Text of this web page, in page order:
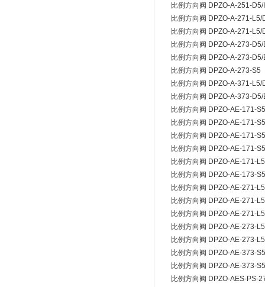
比例方向阀 DPZO-A-251-D5/I
比例方向阀 DPZO-A-271-L5/
比例方向阀 DPZO-A-271-L5/
比例方向阀 DPZO-A-273-D5/
比例方向阀 DPZO-A-273-D5/
比例方向阀 DPZO-A-273-S5
比例方向阀 DPZO-A-371-L5/
比例方向阀 DPZO-A-373-D5/
比例方向阀 DPZO-AE-171-
比例方向阀 DPZO-AE-171-
比例方向阀 DPZO-AE-171-
比例方向阀 DPZO-AE-171-
比例方向阀 DPZO-AE-171-
比例方向阀 DPZO-AE-173-S5
比例方向阀 DPZO-AE-271-L5
比例方向阀 DPZO-AE-271-L5
比例方向阀 DPZO-AE-271-L5
比例方向阀 DPZO-AE-273-L5
比例方向阀 DPZO-AE-273-L5
比例方向阀 DPZO-AE-373-S5
比例方向阀 DPZO-AE-373-S5
比例方向阀 DPZO-AES-PS-